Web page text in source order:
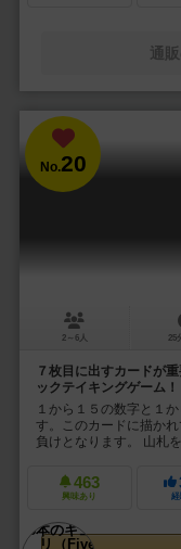
通
No.20
2～6人 25
７枚目に出すカードが
ックテイキングゲーム！
１から１５の数字と１
す。このカードに描か
負けとなります。 山札
463
興味あり 経